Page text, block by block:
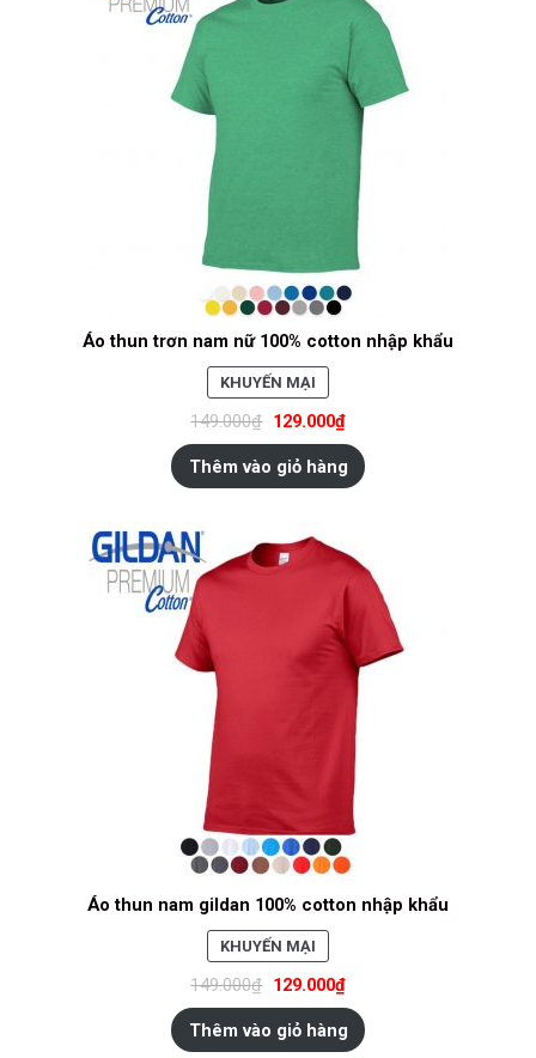
Áo thun trơn nam nữ 100% cotton nhập khẩu
KHUYẾN MẠI
PHẨM
ĐANG
GIẢM
GIÁ
149.000₫ 129.000₫
Thêm vào giỏ hàng
Áo thun nam gildan 100% cotton nhập khẩu
KHUYẾN MẠI
PHẨM
ĐANG
GIẢM
GIÁ
149.000₫ 129.000₫
Thêm vào giỏ hàng